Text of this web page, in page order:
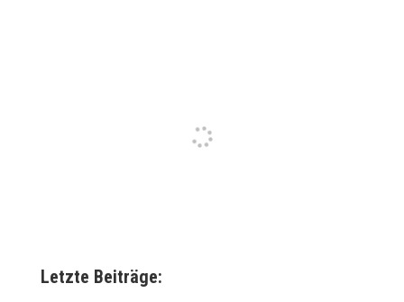
Letzte Beiträge: